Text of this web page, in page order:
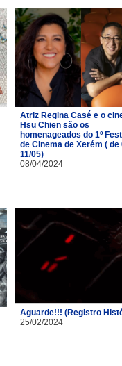
Atriz Regina Casé e o
Hsu Chien são os
homenageados do 1º
de Cinema de Xerém ( de
11/05)
08/04/2024
Aguarde!!! (Registro
25/02/2024